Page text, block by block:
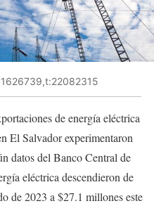
de energía eléctrica
El Salvador experimentaron
datos del Banco Central de
eléctrica descendieron de
de 2023 a $27.1 millones este